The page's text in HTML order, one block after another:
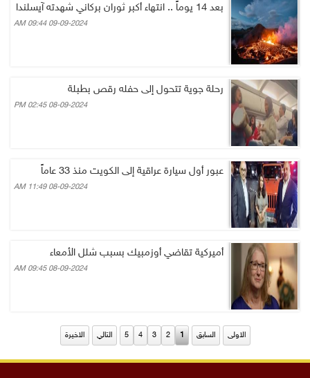
بعد 14 يوماً .. انتهاء أكبر ثوران بركاني شهدته آيسلندا
09-09-2024 09:44 AM
رحلة جوية تتحول إلى حفله رقص بطبلة
08-09-2024 02:45 PM
عبور أول سيارة عراقية إلى الكويت منذ 33 عاماً
08-09-2024 11:49 AM
أميركية تقاضي أوزمبيك بسبب شلل الأمعاء
08-09-2024 09:45 AM
الاولى السابق 1
2
3
4
5 التالي الاخيرة